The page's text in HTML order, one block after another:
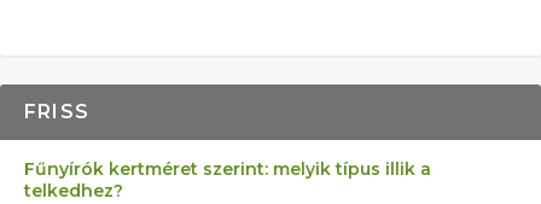
FRISS
Fűnyírók kertméret szerint: melyik típus illik a
telkedhez?